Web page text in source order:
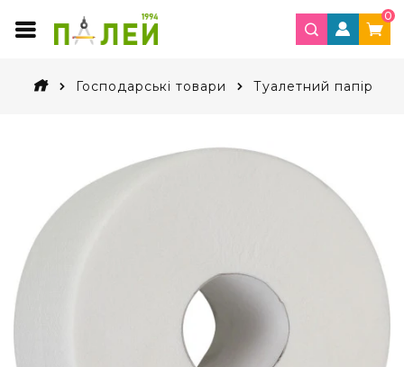
0
Господарські товари Туалетний папір